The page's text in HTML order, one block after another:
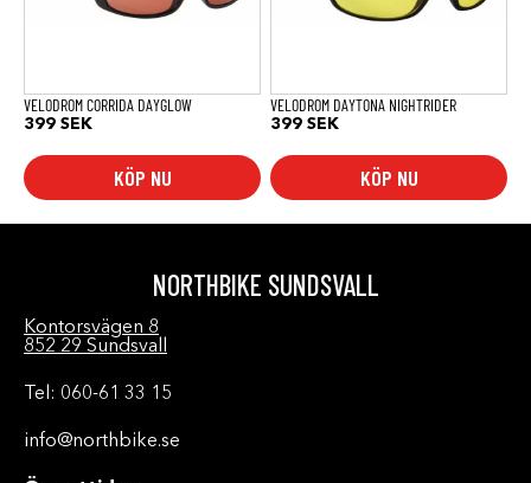
VELODROM CORRIDA DAYGLOW
399 SEK
KÖP NU
VELODROM DAYTONA NIGHTRIDER
399 SEK
KÖP NU
NORTHBIKE SUNDSVALL
Kontorsvägen 8
852 29 Sundsvall
Tel: 060-61 33 15
info@northbike.se